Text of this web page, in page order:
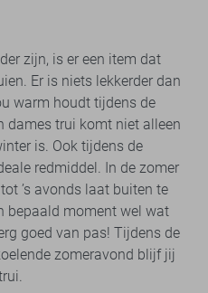
zijn, is er een item dat
Er is niets lekkerder dan
warm houdt tijdens de
dames trui komt niet alleen
is. Ook tijdens de
redmiddel. In de zomer
’s avonds laat buiten te
bepaald moment wel wat
goed van pas! Tijdens de
zomeravond blijf jij